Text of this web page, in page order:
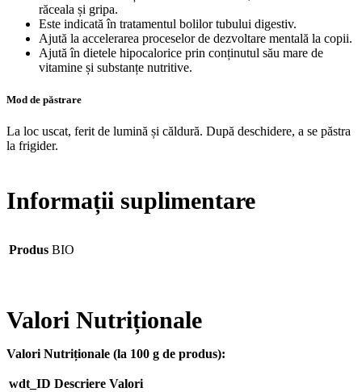
răceala și gripa.
Este indicată în tratamentul bolilor tubului digestiv.
Ajută la accelerarea proceselor de dezvoltare mentală la copii.
Ajută în dietele hipocalorice prin conținutul său mare de
vitamine și substanțe nutritive.
Mod de păstrare
La loc uscat, ferit de lumină și căldură. După deschidere, a se păstra
la frigider.
Informații suplimentare
Produs BIO
Valori Nutriționale
Valori Nutriționale (la 100 g de produs):
wdt_ID Descriere Valori